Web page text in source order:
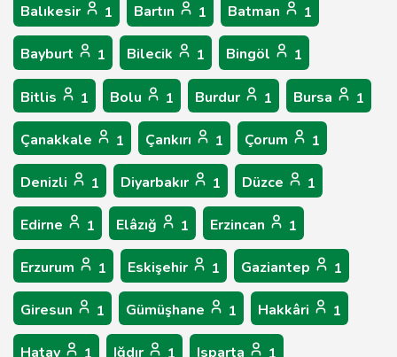
Balıkesir 1 Bartın 1 Batman 1
Bayburt 1 Bilecik 1 Bingöl 1
Bitlis 1 Bolu 1 Burdur 1 Bursa 1
Çanakkale 1 Çankırı 1 Çorum 1
Denizli 1 Diyarbakır 1 Düzce 1
Edirne 1 Elâzığ 1 Erzincan 1
Erzurum 1 Eskişehir 1 Gaziantep 1
Giresun 1 Gümüşhane 1 Hakkâri 1
Hatay Iğdır Isparta